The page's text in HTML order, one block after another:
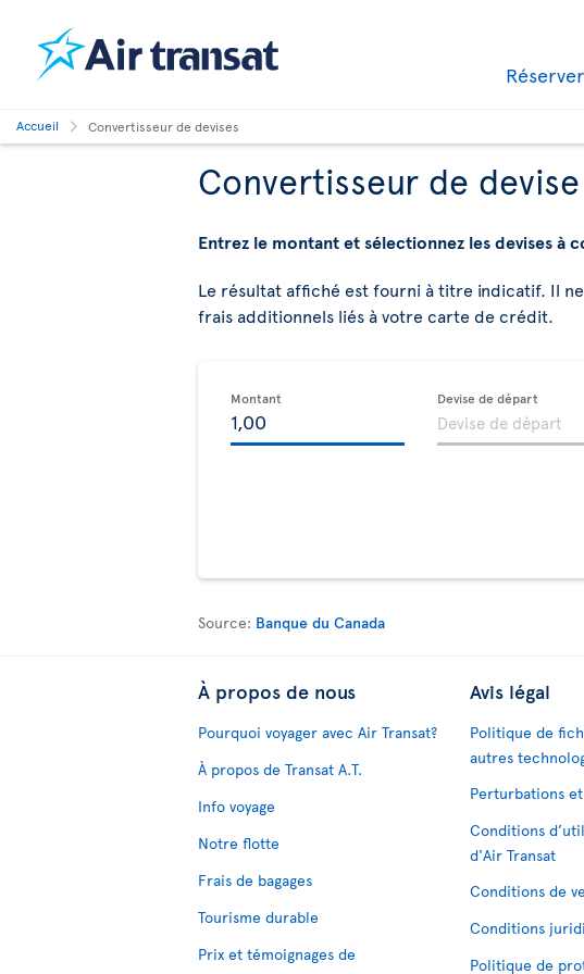
Réserver
Accueil Convertisseur de devises
Convertisseur de devise
Entrez le montant et sélectionnez les devises à
Le résultat affiché est fourni à titre indicatif. Il
frais additionnels liés à votre carte de crédit.
Montant Devise de départ
Source: Banque du Canada
À propos de nous
Pourquoi voyager avec Air Transat?
À propos de Transat A.T.
Info voyage
Notre flotte
Frais de bagages
Tourisme durable
Prix et témoignages de
Avis légal
Politique de
autres
Perturbations
Conditions
d'Air Transat
Conditions de
Conditions
Politique de